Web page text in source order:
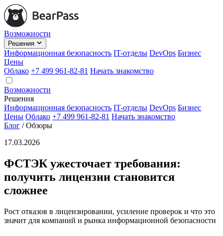
Возможности
Решения
Информационная безопасность IT-отделы DevOps Бизнес
Цены
Облако +7 499 961-82-81 Начать знакомство
Возможности
Решения
Информационная безопасность IT-отделы DevOps Бизнес
Цены Облако +7 499 961-82-81 Начать знакомство
Блог / Обзоры
17.03.2026
ФСТЭК ужесточает требования:
получить лицензии становится
сложнее
Рост отказов в лицензировании, усиление проверок и что это
значит для компаний и рынка информационной безопасности